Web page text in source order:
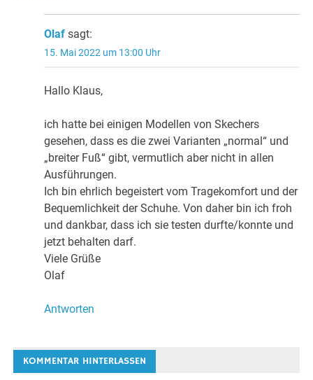
Olaf sagt:
15. Mai 2022 um 13:00 Uhr
Hallo Klaus,
ich hatte bei einigen Modellen von Skechers
gesehen, dass es die zwei Varianten „normal“ und
„breiter Fuß“ gibt, vermutlich aber nicht in allen
Ausführungen.
Ich bin ehrlich begeistert vom Tragekomfort und der
Bequemlichkeit der Schuhe. Von daher bin ich froh
und dankbar, dass ich sie testen durfte/konnte und
jetzt behalten darf.
Viele Grüße
Olaf
Antworten
KOMMENTAR HINTERLASSEN